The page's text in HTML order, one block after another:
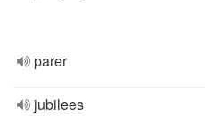
parer
jubilees